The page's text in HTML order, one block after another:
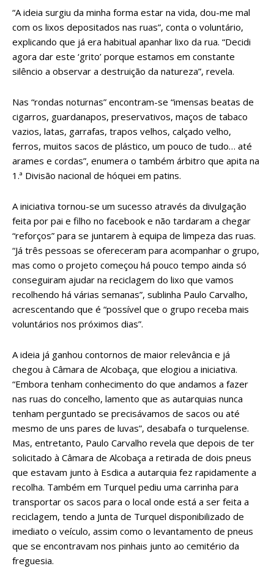
“A ideia surgiu da minha forma estar na vida, dou-me mal
com os lixos depositados nas ruas”, conta o voluntário,
explicando que já era habitual apanhar lixo da rua. “Decidi
agora dar este ‘grito’ porque estamos em constante
silêncio a observar a destruição da natureza”, revela.
Nas “rondas noturnas” encontram-se “imensas beatas de
cigarros, guardanapos, preservativos, maços de tabaco
vazios, latas, garrafas, trapos velhos, calçado velho,
ferros, muitos sacos de plástico, um pouco de tudo… até
arames e cordas”, enumera o também árbitro que apita na
1.ª Divisão nacional de hóquei em patins.
A iniciativa tornou-se um sucesso através da divulgação
feita por pai e filho no facebook e não tardaram a chegar
“reforços” para se juntarem à equipa de limpeza das ruas.
“Já três pessoas se ofereceram para acompanhar o grupo,
mas como o projeto começou há pouco tempo ainda só
conseguiram ajudar na reciclagem do lixo que vamos
recolhendo há várias semanas”, sublinha Paulo Carvalho,
acrescentando que é “possível que o grupo receba mais
voluntários nos próximos dias”.
A ideia já ganhou contornos de maior relevância e já
chegou à Câmara de Alcobaça, que elogiou a iniciativa.
“Embora tenham conhecimento do que andamos a fazer
nas ruas do concelho, lamento que as autarquias nunca
tenham perguntado se precisávamos de sacos ou até
mesmo de uns pares de luvas”, desabafa o turquelense.
Mas, entretanto, Paulo Carvalho revela que depois de ter
solicitado à Câmara de Alcobaça a retirada de dois pneus
que estavam junto à Esdica a autarquia fez rapidamente a
recolha. Também em Turquel pediu uma carrinha para
transportar os sacos para o local onde está a ser feita a
reciclagem, tendo a Junta de Turquel disponibilizado de
imediato o veículo, assim como o levantamento de pneus
que se encontravam nos pinhais junto ao cemitério da
freguesia.